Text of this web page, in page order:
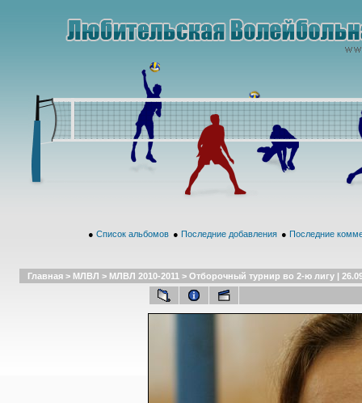
● Список альбомов ● Последние добавления ● Последние
Главная > МЛВЛ > МЛВЛ 2010-2011 > Отборочный турнир во 2-ю лигу |